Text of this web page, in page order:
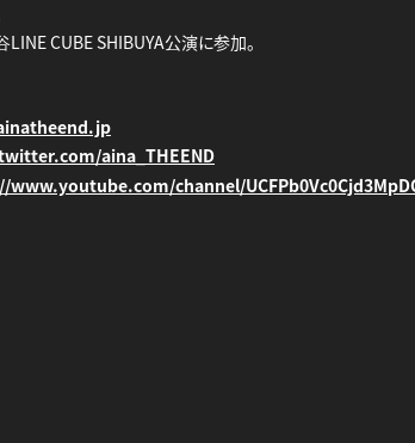
CUBE SHIBUYA公演に参加。
aina_THEEND
channel/